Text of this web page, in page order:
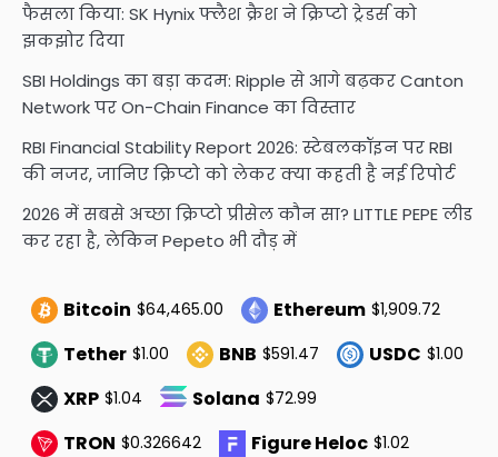
फैसला किया: SK Hynix फ्लैश क्रैश ने क्रिप्टो ट्रेडर्स को
झकझोर दिया
SBI Holdings का बड़ा कदम: Ripple से आगे बढ़कर Canton
Network पर On-Chain Finance का विस्तार
RBI Financial Stability Report 2026: स्टेबलकॉइन पर RBI
की नजर, जानिए क्रिप्टो को लेकर क्या कहती है नई रिपोर्ट
2026 में सबसे अच्छा क्रिप्टो प्रीसेल कौन सा? LITTLE PEPE लीड
कर रहा है, लेकिन Pepeto भी दौड़ में
Bitcoin $64,465.00 Ethereum $1,909.72
Tether $1.00 BNB $591.47 USDC $1.00
XRP $1.04 Solana $72.99
TRON $0.326642 Figure Heloc $1.02